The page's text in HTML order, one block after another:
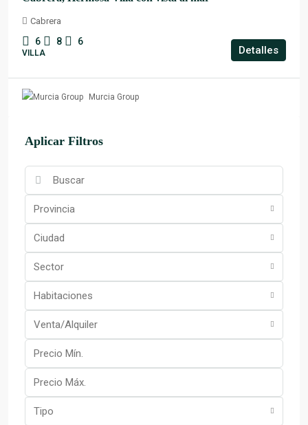
Cabrera
6 8 6
VILLA Detalles
Murcia Group
Aplicar Filtros
Provincia
Ciudad
Sector
Habitaciones
Venta/Alquiler
Tipo